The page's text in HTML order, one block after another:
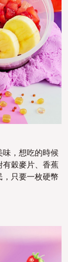
，想吃的時候
穀麥片、香蕉
只要一枚硬幣